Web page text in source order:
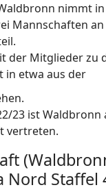
nimmt
Mannschaften
der Mitglieder zu
in etwa aus der
23 ist
vertreten.
Nord Staffel